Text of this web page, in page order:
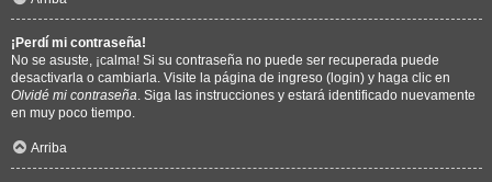
¡Perdí mi contraseña!
No se asuste, ¡calma! Si su contraseña no puede ser recuperada puede
desactivarla o cambiarla. Visite la página de ingreso (login) y haga clic en
Olvidé mi contraseña . Siga las instrucciones y estará identificado nuevamente
en muy poco tiempo.
Arriba